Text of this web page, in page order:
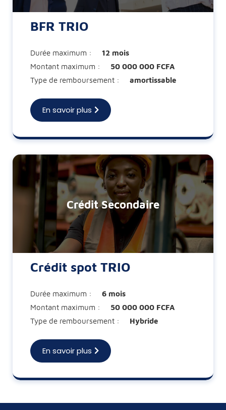
BFR TRIO
Durée maximum :
12 mois
Montant maximum :
50 000 000 FCFA
Type de remboursement :
amortissable
En savoir plus
Crédit Secondaire
Crédit spot TRIO
Durée maximum :
6 mois
Montant maximum :
50 000 000 FCFA
Type de remboursement :
Hybride
En savoir plus